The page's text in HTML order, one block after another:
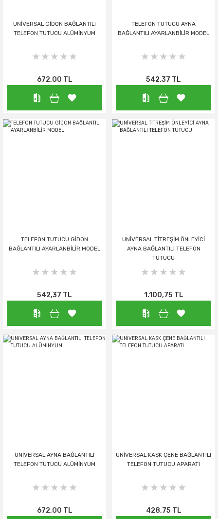
UNİVERSAL GİDON BAĞLANTILI
TELEFON TUTUCU ALÜMİNYUM
672,00 TL
TELEFON TUTUCU AYNA
BAĞLANTILI AYARLANBİLİR MODEL
542,37 TL
TELEFON TUTUCU GİDON
BAĞLANTILI AYARLANBİLİR MODEL
542,37 TL
UNİVERSAL TİTREŞİM ÖNLEYİCİ
AYNA BAĞLANTILI TELEFON
TUTUCU
1.100,75 TL
UNİVERSAL AYNA BAĞLANTILI
TELEFON TUTUCU ALÜMİNYUM
672,00 TL
UNİVERSAL KASK ÇENE BAĞLANTILI
TELEFON TUTUCU APARATI
428,75 TL